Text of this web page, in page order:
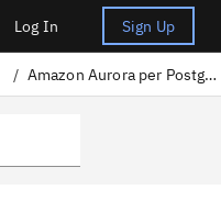
Log In Sign Up
/ Amazon Aurora per PostgreSQL